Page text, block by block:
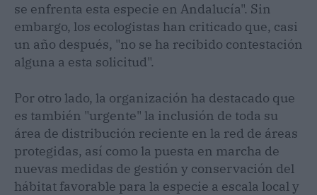
se enfrenta esta especie en Andalucía". Sin
embargo, los ecologistas han criticado que, casi
un año después, "no se ha recibido contestación
alguna a esta solicitud".
Por otro lado, la organización ha destacado que
es también "urgente" la inclusión de toda su
área de distribución reciente en la red de áreas
protegidas, así como la puesta en marcha de
nuevas medidas de gestión y conservación del
hábitat favorable para la especie a escala local y